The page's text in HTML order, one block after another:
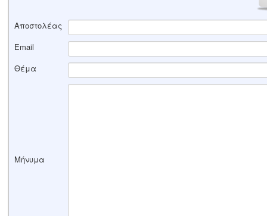
Αποστολέας
Email
Θέμα
Μήνυμα